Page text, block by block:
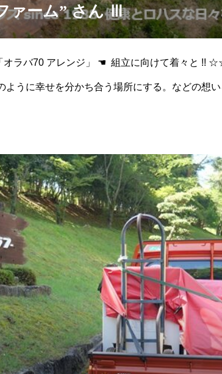
ァーム” さん Ⅲ
ラバ70 アレンジ」 ☚ 組立に向けて着々と !!
ように幸せを分かち合う場所にする。などの想